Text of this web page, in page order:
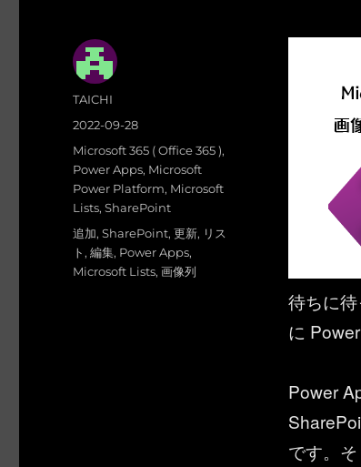
待ちに
に
Power
です。
投
稿
TAICHI
投
2022-09-28
カ
テ
ゴ
リ
ー
Microsoft 365 ( Office 365 ),
Power Apps, Microsoft
Power Platform, Microsoft
Lists,SharePoint
タ
グ
追加,SharePoint,更新, リス
ト ,編集, Power Apps,
Microsoft Lists,画像列